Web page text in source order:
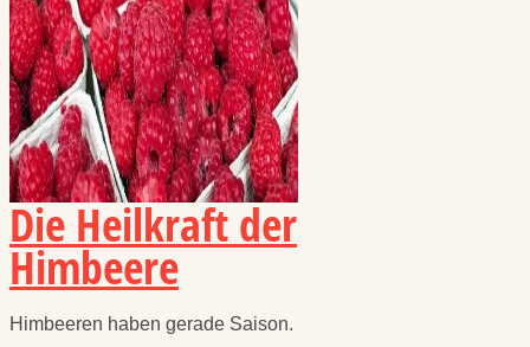
Die Heilkraft der
Himbeere
Himbeeren haben gerade Saison.